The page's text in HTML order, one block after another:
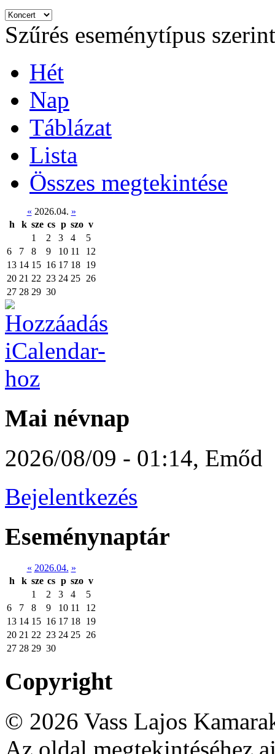
Szűrés eseménytípus szerint
Hét
Nap
Táblázat
Lista
Összes megtekintése
« 2026.04. »
h
k sze cs p szo v
1
2 3 4
5
6
7 8 9 10 11
12
13 14 15 16 17 18 19
20 21 22 23 24 25 26
27 28 29 30
Mai névnap
2026/08/09 - 01:14, Emőd
Bejelentkezés
Eseménynaptár
« 2026.04. »
h
k sze cs p szo v
1
2 3 4
5
6
7 8 9 10 11
12
13 14 15 16 17 18 19
20 21 22 23 24 25 26
27 28 29 30
Copyright
© 2026 Vass Lajos